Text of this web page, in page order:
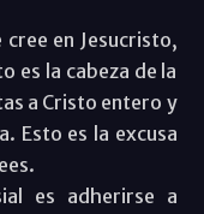
cree en Jesucristo,
es la cabeza de la
a Cristo entero y
Esto es la excusa
es adherirse a